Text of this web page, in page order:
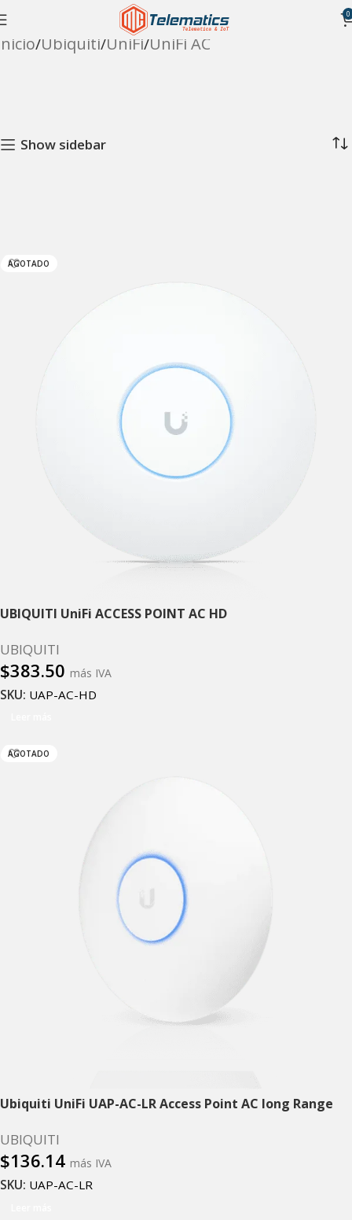
0
Ubiquiti UniFi UniFi AC
Show sidebar
AGOTADO
UBIQUITI UniFi ACCESS POINT AC HD
UBIQUITI
$383.50 más IVA
SKU: UAP-AC-HD
AGOTADO
Ubiquiti UniFi UAP-AC-LR Access Point AC long Range
UBIQUITI
$136.14 más IVA
SKU: UAP-AC-LR